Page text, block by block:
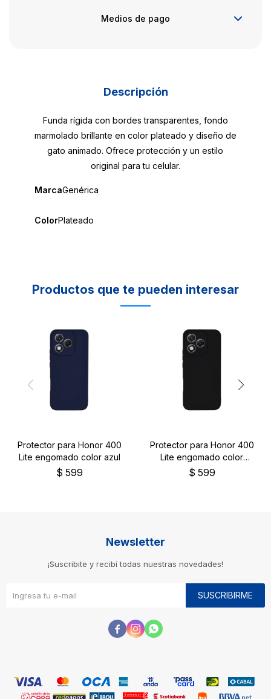
Medios de pago
Descripción
Funda rígida con bordes transparentes, fondo
marmolado brillante en color plateado y diseño de
gato animado. Ofrece protección y un estilo
original para tu celular.
MarcaGenérica
ColorPlateado
Productos que te pueden interesar
Protector para Honor 400
Lite engomado color azul
$ 599
Protector para Honor 400
Lite engomado color
negro
$ 599
Newsletter
¡Suscribite y recibí todas nuestras novedades!
SUSCRIBIRME
  